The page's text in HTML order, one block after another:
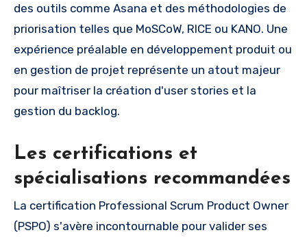
des outils comme Asana et des méthodologies de
priorisation telles que MoSCoW, RICE ou KANO. Une
expérience préalable en développement produit ou
en gestion de projet représente un atout majeur
pour maîtriser la création d'user stories et la
gestion du backlog.
Les certifications et
spécialisations recommandées
La certification Professional Scrum Product Owner
(PSPO) s'avère incontournable pour valider ses